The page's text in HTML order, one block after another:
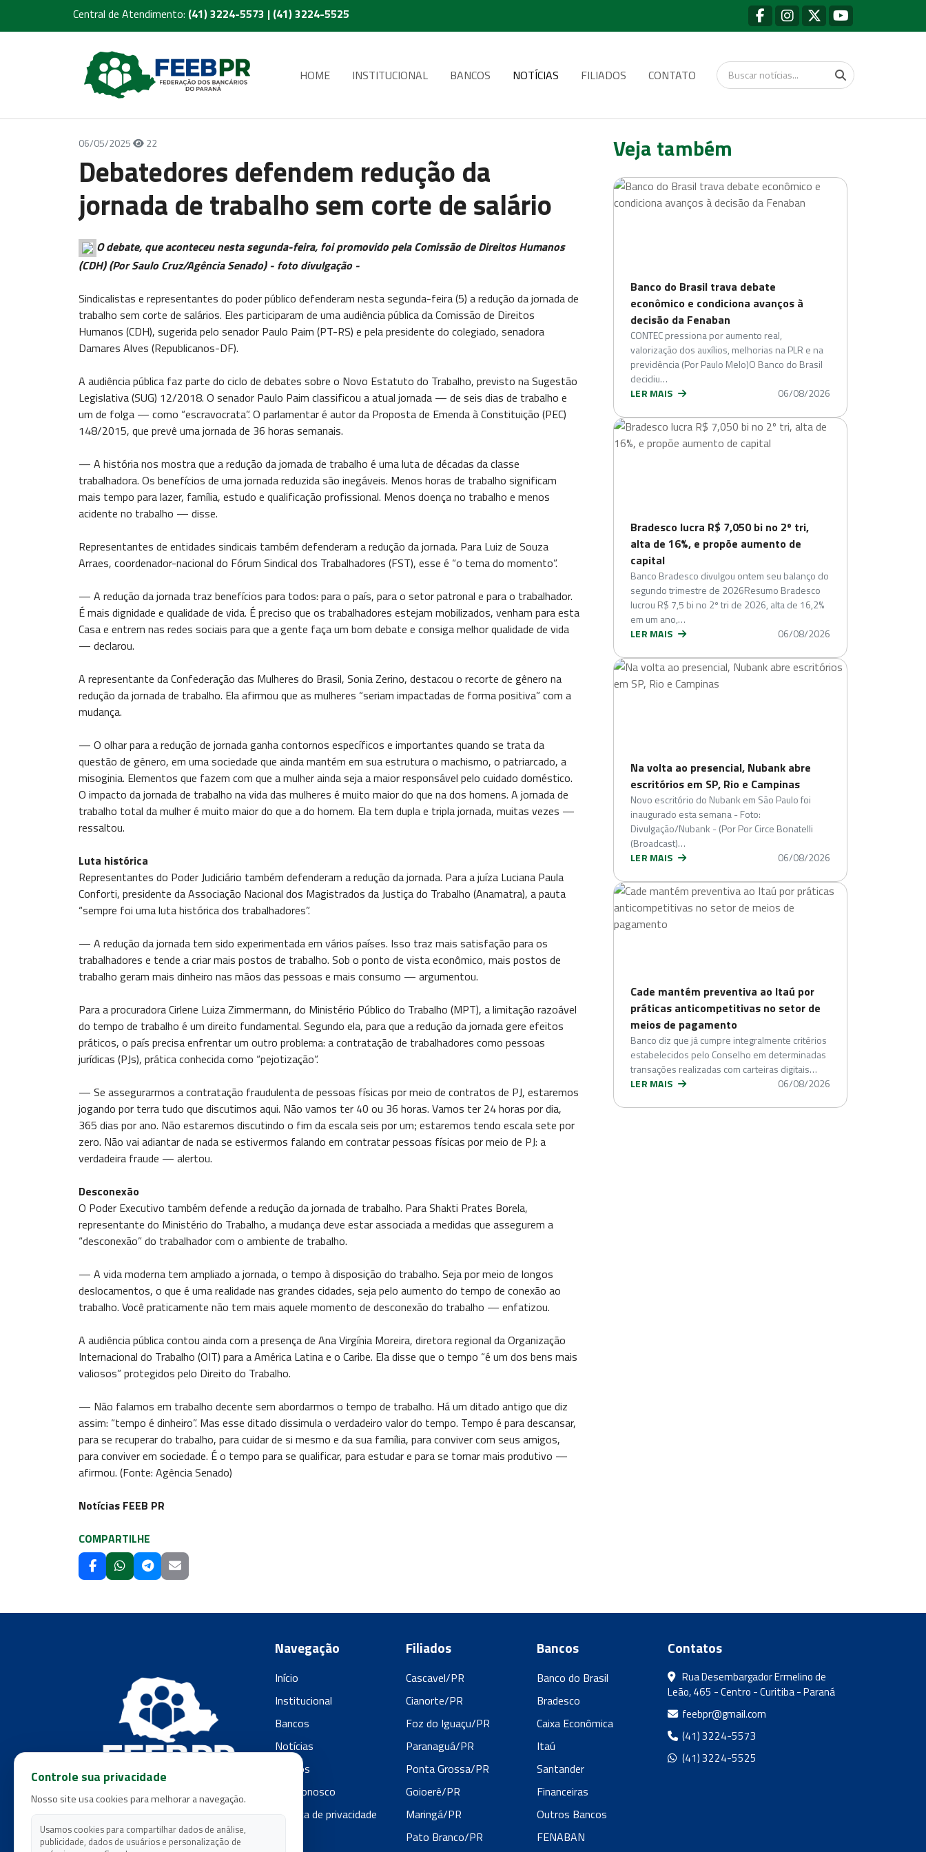
Central de Atendimento: (41) 3224-5573 | (41) 3224-5525
HOME INSTITUCIONAL BANCOS NOTÍCIAS FILIADOS CONTATO
06/05/2025 22
Debatedores defendem redução da
jornada de trabalho sem corte de salário
O debate, que aconteceu nesta segunda-feira, foi promovido pela Comissão de Direitos Humanos
(CDH) (Por Saulo Cruz/Agência Senado) - foto divulgação -
Sindicalistas e representantes do poder público defenderam nesta segunda-feira (5) a redução da jornada de
trabalho sem corte de salários. Eles participaram de uma audiência pública da Comissão de Direitos
Humanos (CDH), sugerida pelo senador Paulo Paim (PT-RS) e pela presidente do colegiado, senadora
Damares Alves (Republicanos-DF).
A audiência pública faz parte do ciclo de debates sobre o Novo Estatuto do Trabalho, previsto na Sugestão
Legislativa (SUG) 12/2018. O senador Paulo Paim classificou a atual jornada — de seis dias de trabalho e
um de folga — como “escravocrata”. O parlamentar é autor da Proposta de Emenda à Constituição (PEC)
148/2015, que prevê uma jornada de 36 horas semanais.
— A história nos mostra que a redução da jornada de trabalho é uma luta de décadas da classe
trabalhadora. Os benefícios de uma jornada reduzida são inegáveis. Menos horas de trabalho significam
mais tempo para lazer, família, estudo e qualificação profissional. Menos doença no trabalho e menos
acidente no trabalho — disse.
Representantes de entidades sindicais também defenderam a redução da jornada. Para Luiz de Souza
Arraes, coordenador-nacional do Fórum Sindical dos Trabalhadores (FST), esse é “o tema do momento”.
— A redução da jornada traz benefícios para todos: para o país, para o setor patronal e para o trabalhador.
É mais dignidade e qualidade de vida. É preciso que os trabalhadores estejam mobilizados, venham para esta
Casa e entrem nas redes sociais para que a gente faça um bom debate e consiga melhor qualidade de vida
— declarou.
A representante da Confederação das Mulheres do Brasil, Sonia Zerino, destacou o recorte de gênero na
redução da jornada de trabalho. Ela afirmou que as mulheres “seriam impactadas de forma positiva” com a
mudança.
— O olhar para a redução de jornada ganha contornos específicos e importantes quando se trata da
questão de gênero, em uma sociedade que ainda mantém em sua estrutura o machismo, o patriarcado, a
misoginia. Elementos que fazem com que a mulher ainda seja a maior responsável pelo cuidado doméstico.
O impacto da jornada de trabalho na vida das mulheres é muito maior do que na dos homens. A jornada de
trabalho total da mulher é muito maior do que a do homem. Ela tem dupla e tripla jornada, muitas vezes —
ressaltou.
Luta histórica
Representantes do Poder Judiciário também defenderam a redução da jornada. Para a juíza Luciana Paula
Conforti, presidente da Associação Nacional dos Magistrados da Justiça do Trabalho (Anamatra), a pauta
“sempre foi uma luta histórica dos trabalhadores”.
— A redução da jornada tem sido experimentada em vários países. Isso traz mais satisfação para os
trabalhadores e tende a criar mais postos de trabalho. Sob o ponto de vista econômico, mais postos de
trabalho geram mais dinheiro nas mãos das pessoas e mais consumo — argumentou.
Para a procuradora Cirlene Luiza Zimmermann, do Ministério Público do Trabalho (MPT), a limitação razoável
do tempo de trabalho é um direito fundamental. Segundo ela, para que a redução da jornada gere efeitos
práticos, o país precisa enfrentar um outro problema: a contratação de trabalhadores como pessoas
jurídicas (PJs), prática conhecida como “pejotização”.
— Se assegurarmos a contratação fraudulenta de pessoas físicas por meio de contratos de PJ, estaremos
jogando por terra tudo que discutimos aqui. Não vamos ter 40 ou 36 horas. Vamos ter 24 horas por dia,
365 dias por ano. Não estaremos discutindo o fim da escala seis por um; estaremos tendo escala sete por
zero. Não vai adiantar de nada se estivermos falando em contratar pessoas físicas por meio de PJ: a
verdadeira fraude — alertou.
Desconexão
O Poder Executivo também defende a redução da jornada de trabalho. Para Shakti Prates Borela,
representante do Ministério do Trabalho, a mudança deve estar associada a medidas que assegurem a
“desconexão” do trabalhador com o ambiente de trabalho.
— A vida moderna tem ampliado a jornada, o tempo à disposição do trabalho. Seja por meio de longos
deslocamentos, o que é uma realidade nas grandes cidades, seja pelo aumento do tempo de conexão ao
trabalho. Você praticamente não tem mais aquele momento de desconexão do trabalho — enfatizou.
A audiência pública contou ainda com a presença de Ana Virgínia Moreira, diretora regional da Organização
Internacional do Trabalho (OIT) para a América Latina e o Caribe. Ela disse que o tempo “é um dos bens mais
valiosos” protegidos pelo Direito do Trabalho.
— Não falamos em trabalho decente sem abordarmos o tempo de trabalho. Há um ditado antigo que diz
assim: “tempo é dinheiro”. Mas esse ditado dissimula o verdadeiro valor do tempo. Tempo é para descansar,
para se recuperar do trabalho, para cuidar de si mesmo e da sua família, para conviver com seus amigos,
para conviver em sociedade. É o tempo para se qualificar, para estudar e para se tornar mais produtivo —
afirmou. (Fonte: Agência Senado)
Notícias FEEB PR
COMPARTILHE
Veja também
Banco do Brasil trava debate
econômico e condiciona avanços à
decisão da Fenaban
CONTEC pressiona por aumento real,
valorização dos auxílios, melhorias na PLR e na
previdência (Por Paulo Melo)O Banco do Brasil
decidiu…
LER MAIS
06/08/2026
Bradesco lucra R$ 7,050 bi no 2º tri,
alta de 16%, e propõe aumento de
capital
Banco Bradesco divulgou ontem seu balanço do
segundo trimestre de 2026Resumo Bradesco
lucrou R$ 7,5 bi no 2º tri de 2026, alta de 16,2%
em um ano,…
LER MAIS
06/08/2026
Na volta ao presencial, Nubank abre
escritórios em SP, Rio e Campinas
Novo escritório do Nubank em São Paulo foi
inaugurado esta semana - Foto:
Divulgação/Nubank - (Por Por Circe Bonatelli
(Broadcast)…
LER MAIS
06/08/2026
Cade mantém preventiva ao Itaú por
práticas anticompetitivas no setor de
meios de pagamento
Banco diz que já cumpre integralmente critérios
estabelecidos pelo Conselho em determinadas
transações realizadas com carteiras digitais…
LER MAIS
06/08/2026
Navegação
Início
Institucional
Bancos
Notícias
Filiados
Fale conosco
Política de privacidade
Filiados
Cascavel/PR
Cianorte/PR
Foz do Iguaçu/PR
Paranaguá/PR
Ponta Grossa/PR
Goioerê/PR
Maringá/PR
Pato Branco/PR
Bancos
Banco do Brasil
Bradesco
Caixa Econômica
Itaú
Santander
Financeiras
Outros Bancos
FENABAN
Contatos
Rua Desembargador Ermelino de
Leão, 465 - Centro - Curitiba - Paraná
feebpr@gmail.com
(41) 3224-5573
(41) 3224-5525
Controle sua privacidade
Nosso site usa cookies para melhorar a navegação.
Usamos cookies para compartilhar dados de análise,
publicidade, dados de usuários e personalização de